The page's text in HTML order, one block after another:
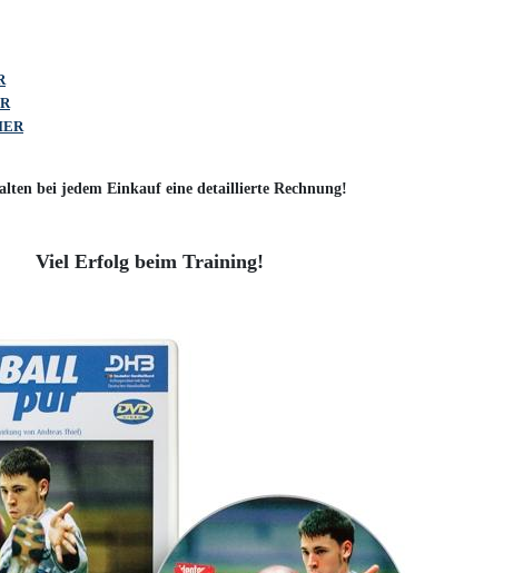
bei jedem Einkauf eine detaillierte Rechnung!
Viel Erfolg beim Training!